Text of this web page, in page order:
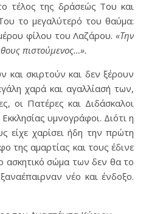
τέλος της δράσεώς Του και
το μεγαλύτερό του θαύμα:
φίλου του Λαζάρου. «Την
πιστούμενος…».
και σκιρτούν και δεν ξέρουν
χαρά και αγαλλίασή των,
οι Πατέρες και Διδάσκαλοι
υμνογράφοι. Διότι η
είχε χαρίσει ήδη την πρώτη
της αμαρτίας και τους έδινε
ασκητικό σώμα των δεν θα το
νέο και ένδοξο.